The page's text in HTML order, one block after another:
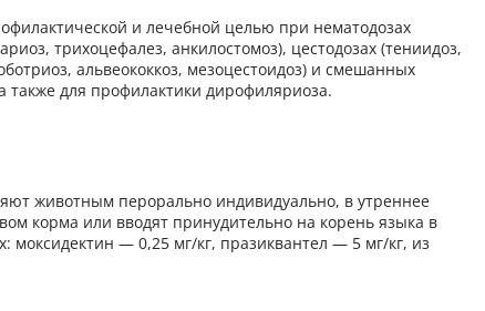
и лечебной целью при нематодозах
трихоцефалез, анкилостомоз), цестодозах (тениидоз,
альвеококкоз, мезоцестоидоз) и смешанных
также для профилактики дирофиляриоза.
животным перорально индивидуально, в утреннее
корма или вводят принудительно на корень языка в
моксидектин — 0,25 мг/кг, празиквантел — 5 мг/кг, из